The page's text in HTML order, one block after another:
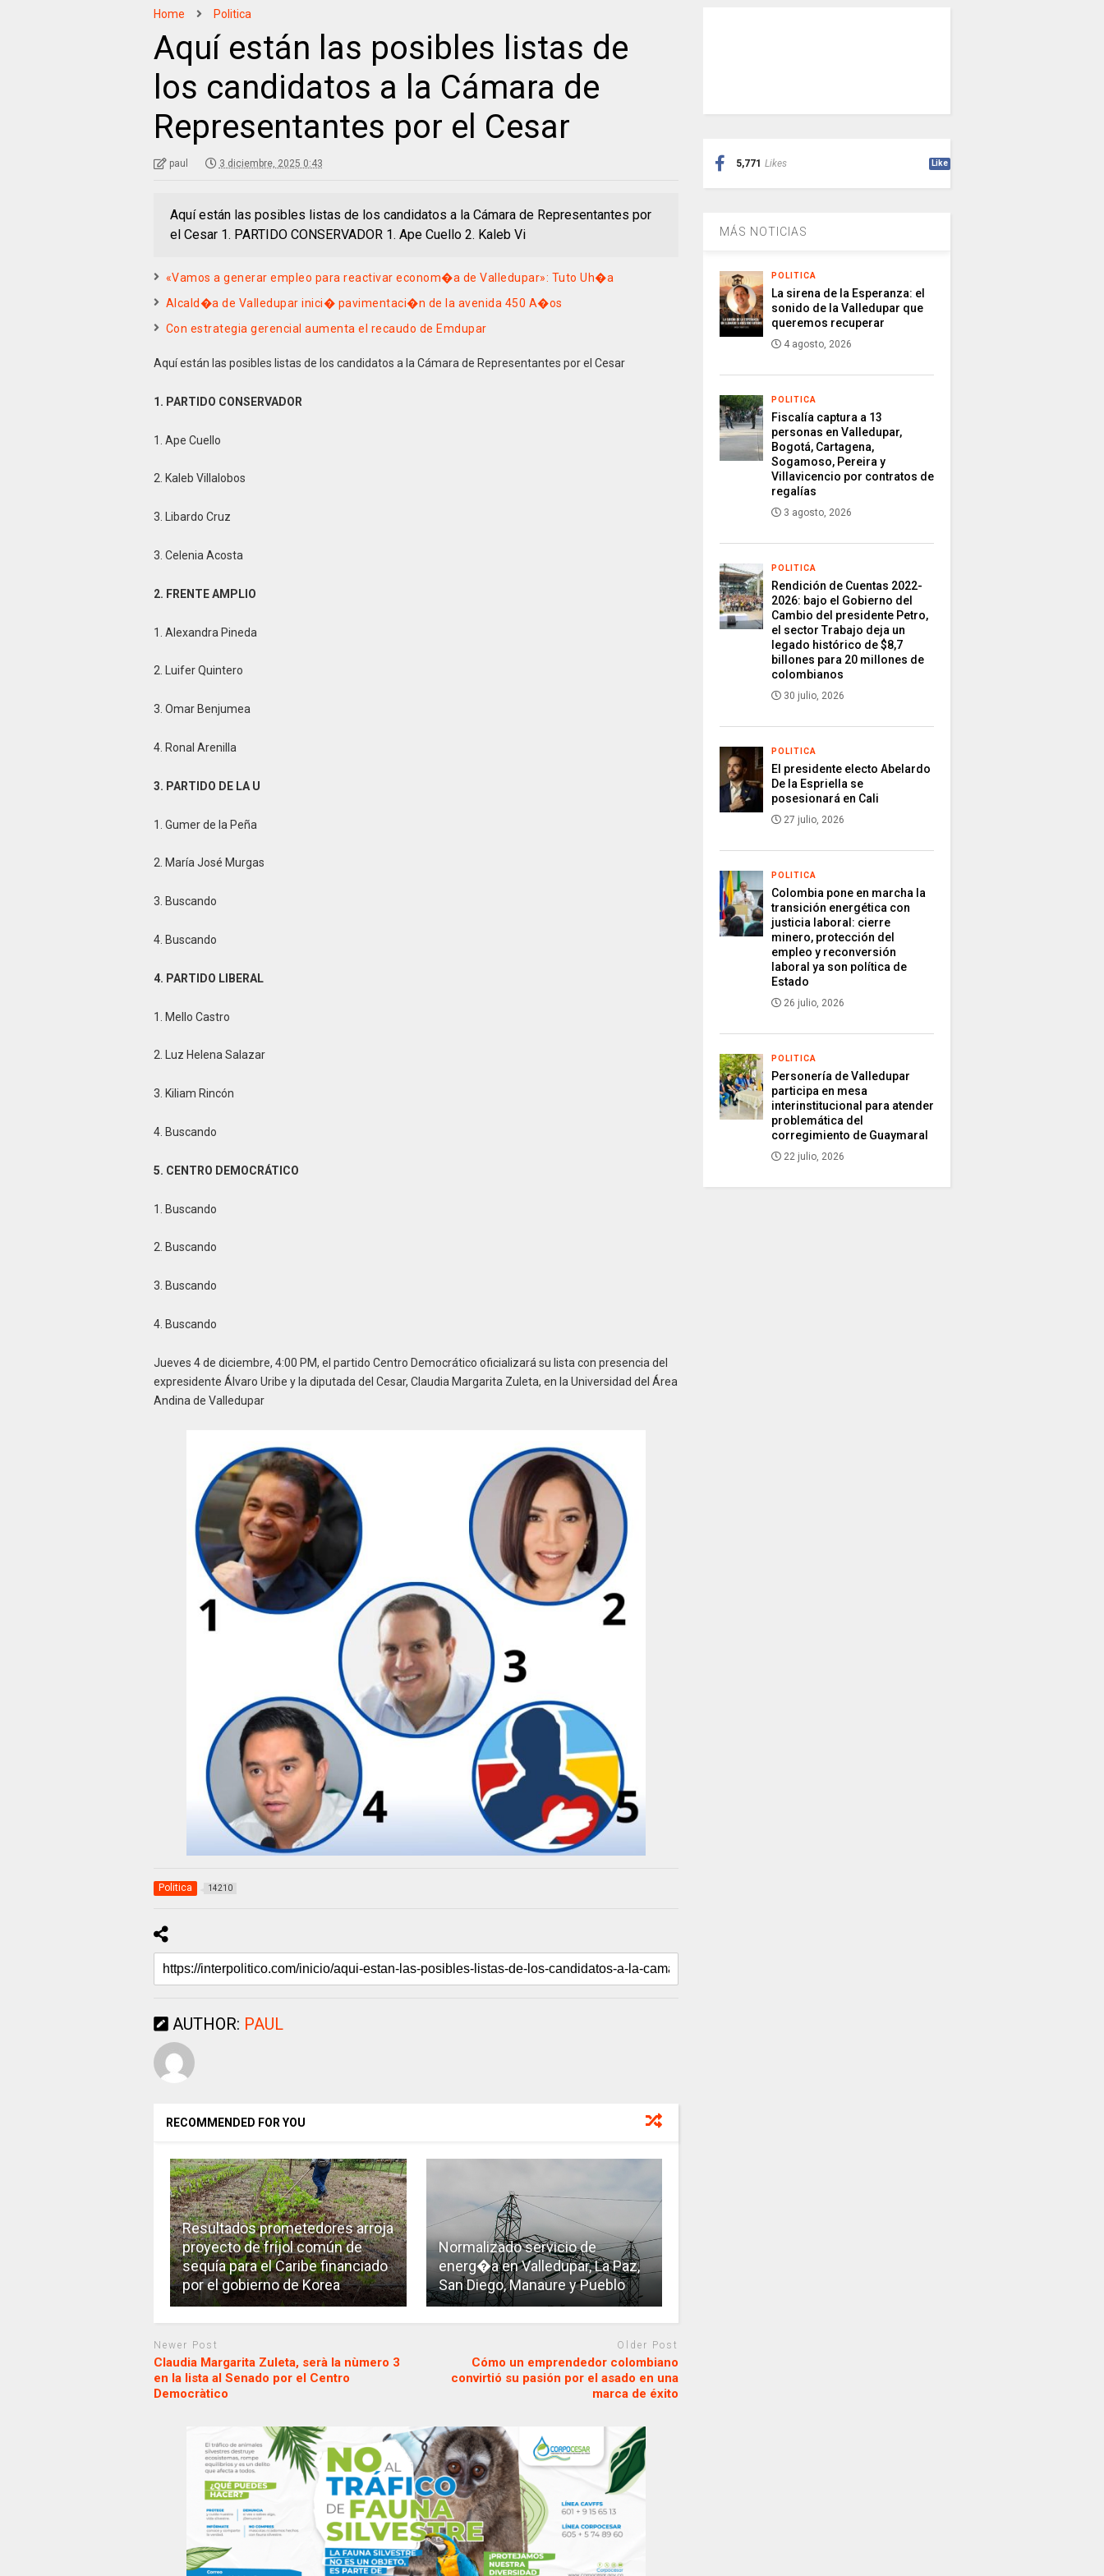
Home Politica
Aquí están las posibles listas de
los candidatos a la Cámara de
Representantes por el Cesar
paul 3 diciembre, 2025 0:43
Aquí están las posibles listas de los candidatos a la Cámara de Representantes por
el Cesar 1. PARTIDO CONSERVADOR 1. Ape Cuello 2. Kaleb Vi
«Vamos a generar empleo para reactivar econom�a de Valledupar»: Tuto Uh�a
Alcald�a de Valledupar inici� pavimentaci�n de la avenida 450 A�os
Con estrategia gerencial aumenta el recaudo de Emdupar
Aquí están las posibles listas de los candidatos a la Cámara de Representantes por el Cesar
1. PARTIDO CONSERVADOR
1. Ape Cuello
2. Kaleb Villalobos
3. Libardo Cruz
3. Celenia Acosta
2. FRENTE AMPLIO
1. Alexandra Pineda
2. Luifer Quintero
3. Omar Benjumea
4. Ronal Arenilla
3. PARTIDO DE LA U
1. Gumer de la Peña
2. María José Murgas
3. Buscando
4. Buscando
4. PARTIDO LIBERAL
1. Mello Castro
2. Luz Helena Salazar
3. Kiliam Rincón
4. Buscando
5. CENTRO DEMOCRÁTICO
1. Buscando
2. Buscando
3. Buscando
4. Buscando
Jueves 4 de diciembre, 4:00 PM, el partido Centro Democrático oficializará su lista con presencia del
expresidente Álvaro Uribe y la diputada del Cesar, Claudia Margarita Zuleta, en la Universidad del Área
Andina de Valledupar
Politica 14210
AUTHOR: PAUL
RECOMMENDED FOR YOU
Resultados prometedores arroja
proyecto de fríjol común de
sequía para el Caribe financiado
por el gobierno de Korea
Normalizado servicio de
energ�a en Valledupar, La Paz,
San Diego, Manaure y Pueblo
Newer Post
Claudia Margarita Zuleta, serà la nùmero 3
en la lista al Senado por el Centro
Democràtico
Older Post
Cómo un emprendedor colombiano
convirtió su pasión por el asado en una
marca de éxito
5,771 Likes Like
MÁS NOTICIAS
POLITICA
La sirena de la Esperanza: el
sonido de la Valledupar que
queremos recuperar
4 agosto, 2026
POLITICA
Fiscalía captura a 13
personas en Valledupar,
Bogotá, Cartagena,
Sogamoso, Pereira y
Villavicencio por contratos de
regalías
3 agosto, 2026
POLITICA
Rendición de Cuentas 2022-
2026: bajo el Gobierno del
Cambio del presidente Petro,
el sector Trabajo deja un
legado histórico de $8,7
billones para 20 millones de
colombianos
30 julio, 2026
POLITICA
El presidente electo Abelardo
De la Espriella se
posesionará en Cali
27 julio, 2026
POLITICA
Colombia pone en marcha la
transición energética con
justicia laboral: cierre
minero, protección del
empleo y reconversión
laboral ya son política de
Estado
26 julio, 2026
POLITICA
Personería de Valledupar
participa en mesa
interinstitucional para atender
problemática del
corregimiento de Guaymaral
22 julio, 2026